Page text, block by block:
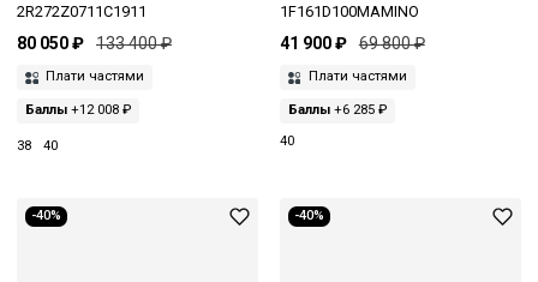
2R272Z0711C1911
80 050 ₽ 133 400 ₽
Плати частями
Баллы +12 008 ₽
38 40
1F161D100MAMINO
41 900 ₽ 69 800 ₽
Плати частями
Баллы+6 285 ₽
40
-40% -40%